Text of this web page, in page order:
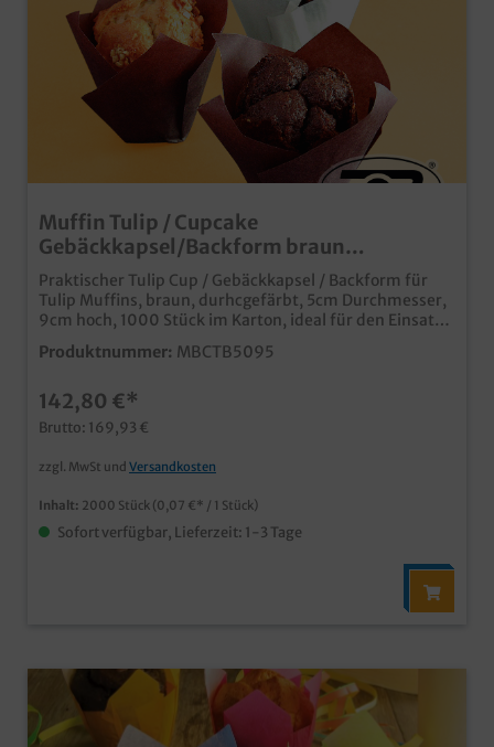
Muffin Tulip / Cupcake
Gebäckkapsel/Backform braun
durchgefärbt Boden 5cm 9cm hoch
2000St
Praktischer Tulip Cup / Gebäckkapsel / Backform für
Tulip Muffins, braun, durhcgefärbt, 5cm Durchmesser,
9cm hoch, 1000 Stück im Karton, ideal für den Einsatz
in Bäckerei, Konditorei oder im Coffee to go für die
Produktion von Muffins oder Cupcakes
Produktnummer: MBCTB5095
142,80 €*
Brutto: 169,93 €
zzgl. MwSt und Versandkosten
Inhalt: 2000 Stück (0,07 €* / 1 Stück)
Sofort verfügbar, Lieferzeit: 1-3 Tage